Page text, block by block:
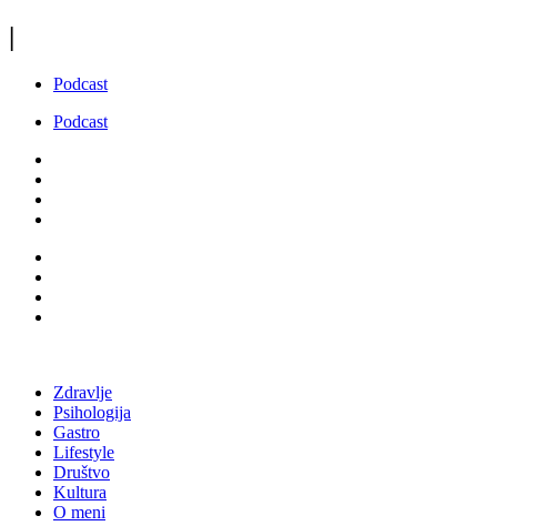
|
Podcast
Podcast
Zdravlje
Psihologija
Gastro
Lifestyle
Društvo
Kultura
O meni